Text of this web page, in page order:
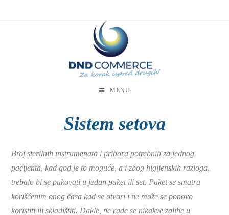
MENU
Sistem setova
Broj sterilnih instrumenata i pribora potrebnih za jednog
pacijenta, kad god je to moguće, a i zbog higijenskih razloga,
trebalo bi se pakovati u jedan paket ili set. Paket se smatra
korišćenim onog časa kad se otvori i ne može se ponovo
koristiti ili skladištiti. Dakle, ne rade se nikakve zalihe u